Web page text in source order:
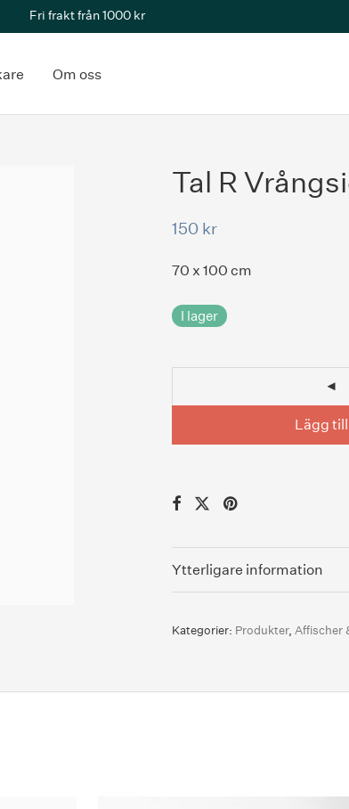
Fri frakt från 1000 kr
Om oss
Tal R
150 kr
70 x 100 cm
I lager
Lägg
Ytterligare information
Kategorier: Produkter, Affischer